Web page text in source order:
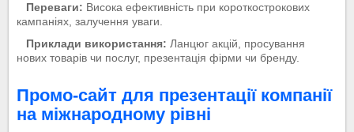
Переваги: Висока ефективність при короткострокових
кампаніях, залучення уваги.
Приклади використання: Ланцюг акцій, просування
нових товарів чи послуг, презентація фірми чи бренду.
Промо-сайт для презентації компанії
на міжнародному рівні